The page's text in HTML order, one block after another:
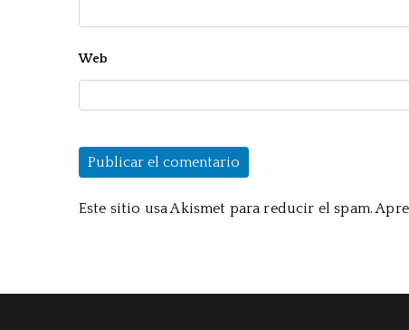
Web
Este sitio usa Akismet para reducir el spam.